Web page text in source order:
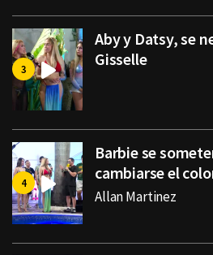
Aby y Datsy, se
Gisselle
Barbie se
cambiarse el
Allan Martinez